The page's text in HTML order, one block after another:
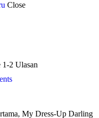
Close
2 Ulasan
My Dress-Up Darling